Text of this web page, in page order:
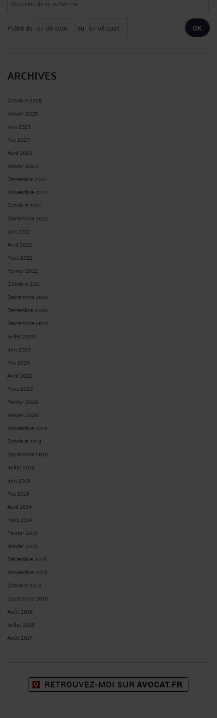
Publié du au
ARCHIVES
Octobre 2025
Janvier 2025
Juin 2023
Mai 2023
Avril 2023
Janvier 2023
Décembre 2022
Novembre 2022
Octobre 2022
Septembre 2022
Juin 2022
Avril 2022
Mars 2022
Février 2022
Octobre 2021
Septembre 2021
Décembre 2020
Septembre 2020
Juillet 2020
Juin 2020
Mai 2020
Avril 2020
Mars 2020
Février 2020
Janvier 2020
Novembre 2019
Octobre 2019
Septembre 2019
Juillet 2019
Juin 2019
Mai 2019
Avril 2019
Mars 2019
Février 2019
Janvier 2019
Décembre 2018
Novembre 2018
Octobre 2018
Septembre 2018
Août 2018
Juillet 2018
Août 2017